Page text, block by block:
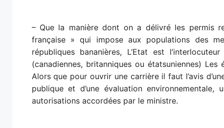
– Que la manière dont on a délivré les permis
française » qui impose aux populations des
républiques bananières, L’Etat est
(canadiennes, britanniques ou étatsuniennes)
Alors que pour ouvrir une carrière il faut l’avis
publique et d’une évaluation
autorisations accordées par le ministre.